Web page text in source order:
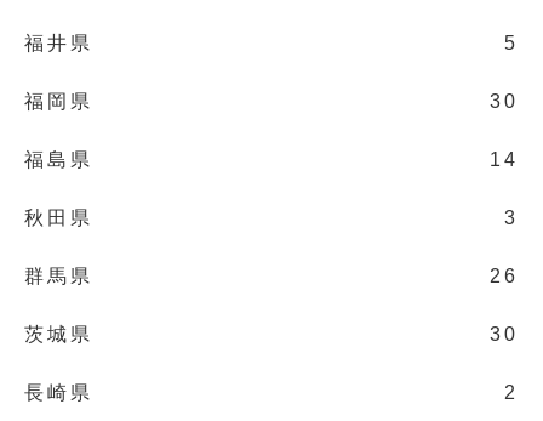
福井県 5
福岡県 30
福島県 14
秋田県 3
群馬県 26
茨城県 30
長崎県 2